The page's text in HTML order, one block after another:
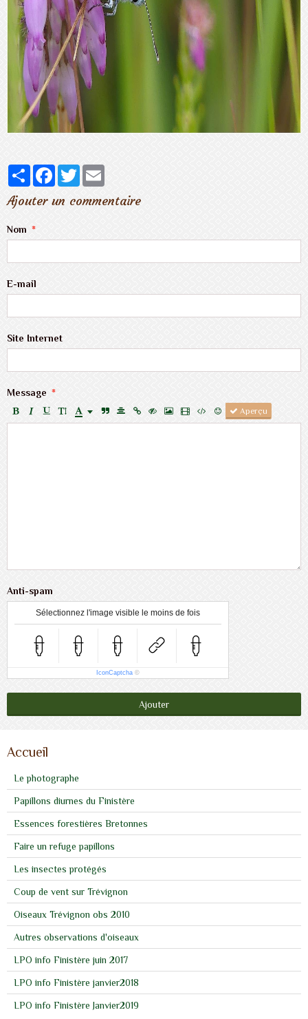
PartagerFacebook
TwitterEmail
Ajouter un commentaire
Nom
E-mail
Site Internet
Message
Aperçu
Anti-spam
Sélectionnez l'image visible le moins de fois
IconCaptcha ©
Ajouter
Accueil
Le photographe
Papillons diurnes du Finistère
Essences forestières Bretonnes
Faire un refuge papillons
Les insectes protégés
Coup de vent sur Trévignon
Oiseaux Trévignon obs 2010
Autres observations d'oiseaux
LPO info Finistère juin 2017
LPO info Finistère janvier2018
LPO info Finistère Janvier2019